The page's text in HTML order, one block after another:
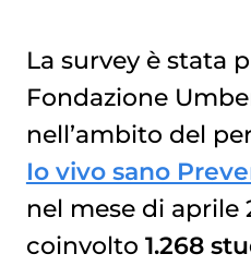
La survey è stata
Fondazione
nell’ambito del
Io vivo sano
nel mese di aprile
coinvolto 1.268